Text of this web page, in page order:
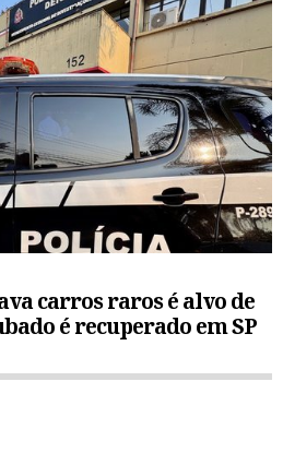
carros raros é alvo de
é recuperado em SP